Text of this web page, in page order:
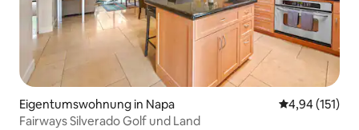
Eigentumswohnung in Napa
4,94 (151)
Fairways Silverado Golf und Land